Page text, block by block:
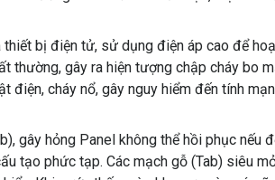
bị điện tử, sử dụng điện áp cao để
thường, gây ra hiện tượng chập cháy bo
điện, cháy nổ, gây nguy hiểm đến tính
gây hỏng Panel không thể hồi phục nếu
tạo phức tạp. Các mạch gỗ (Tab) siêu